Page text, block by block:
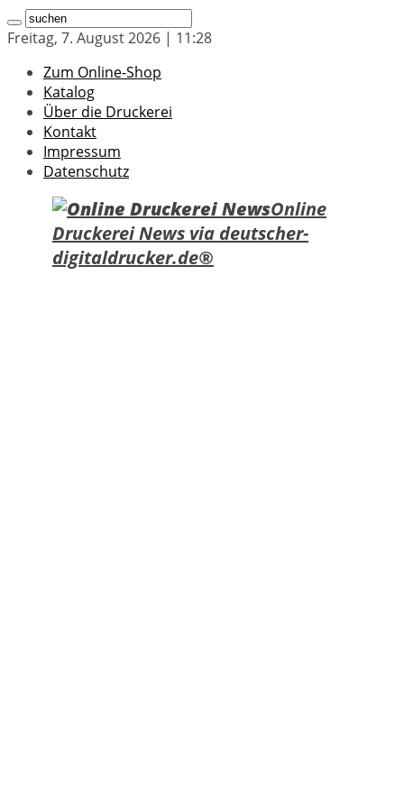
Freitag, 7. August 2026 | 11:28
Zum Online-Shop
Katalog
Über die Druckerei
Kontakt
Impressum
Datenschutz
Online
Druckerei News via deutscher-
digitaldrucker.de®